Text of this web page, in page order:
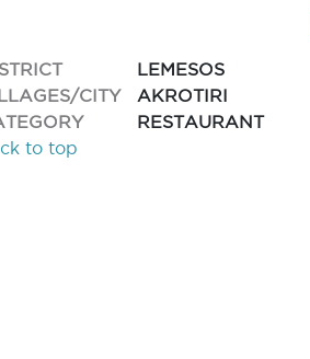
LEMESOS
CITY
AKROTIRI
RESTAURANT
to top